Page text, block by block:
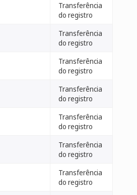
Transferência
do registro
Transferência
do registro
Transferência
do registro
Transferência
do registro
Transferência
do registro
Transferência
do registro
Transferência
do registro